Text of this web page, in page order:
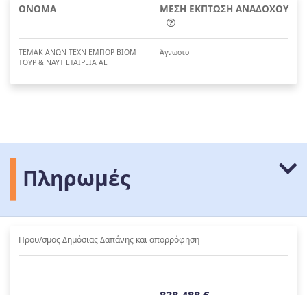
ΟΝΟΜΑ ΜΕΣΗ ΕΚΠΤΩΣΗ ΑΝΑΔΟΧΟΥ
ΤΕΜΑΚ ΑΝΩΝ ΤΕΧΝ ΕΜΠΟΡ ΒΙΟΜ
ΤΟΥΡ & ΝΑΥΤ ΕΤΑΙΡΕΙΑ ΑΕ
Άγνωστο
Πληρωμές
Προϋ/σμος Δημόσιας Δαπάνης και απορρόφηση